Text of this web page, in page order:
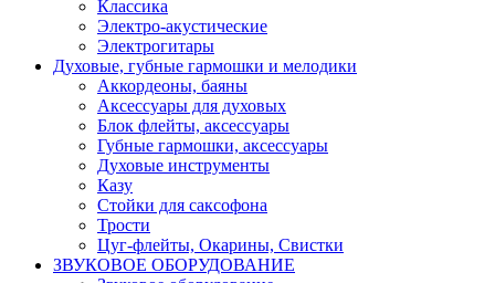
Классика
Электро-акустические
Электрогитары
Духовые, губные гармошки и мелодики
Аккордеоны, баяны
Аксессуары для духовых
Блок флейты, аксессуары
Губные гармошки, аксессуары
Духовые инструменты
Казу
Стойки для саксофона
Трости
Цуг-флейты, Окарины, Свистки
ЗВУКОВОЕ ОБОРУДОВАНИЕ